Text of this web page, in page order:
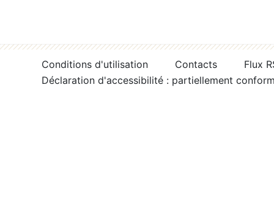
Conditions d'utilisation Contacts
Flux
Déclaration d'accessibilité : partiellement